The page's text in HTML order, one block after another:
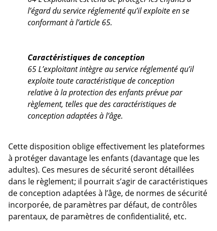
l’égard du service réglementé qu’il exploite en se
conformant à l’article 65.
Caractéristiques de conception
65 L’exploitant intègre au service réglementé qu’il
exploite toute caractéristique de conception
relative à la protection des enfants prévue par
règlement, telles que des caractéristiques de
conception adaptées à l’âge.
Cette disposition oblige effectivement les plateformes
à protéger davantage les enfants (davantage que les
adultes). Ces mesures de sécurité seront détaillées
dans le règlement; il pourrait s’agir de caractéristiques
de conception adaptées à l’âge, de normes de sécurité
incorporée, de paramètres par défaut, de contrôles
parentaux, de paramètres de confidentialité, etc.